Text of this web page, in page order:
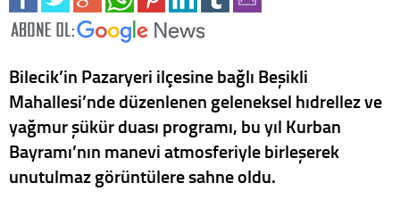
Bilecik’in Pazaryeri ilçesine bağlı Beşikli
Mahallesi’nde düzenlenen geleneksel hıdrellez ve
yağmur şükür duası programı, bu yıl Kurban
Bayramı’nın manevi atmosferiyle birleşerek
unutulmaz görüntülere sahne oldu.